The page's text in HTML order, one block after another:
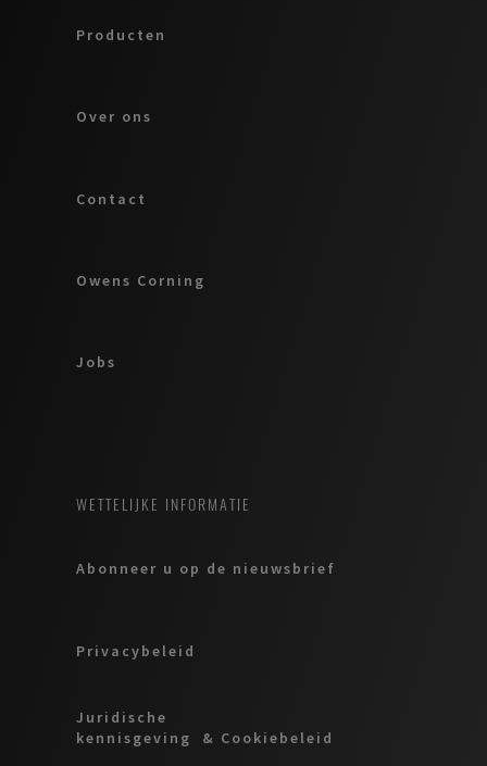
Producten
Over ons
Contact
Owens Corning
Jobs
WETTELIJKE INFORMATIE
Abonneer u op de nieuwsbrief
Privacybeleid
Juridische
kennisgeving & Cookiebeleid